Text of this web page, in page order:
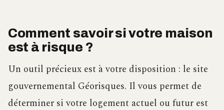
Comment savoir si votre maison
est à risque ?
Un outil précieux est à votre disposition : le site
gouvernemental Géorisques. Il vous permet de
déterminer si votre logement actuel ou futur est